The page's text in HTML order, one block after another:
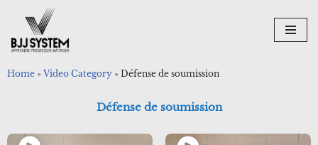
Aller
au
Home » Video Category » Défense de soumission
Défense de soumission